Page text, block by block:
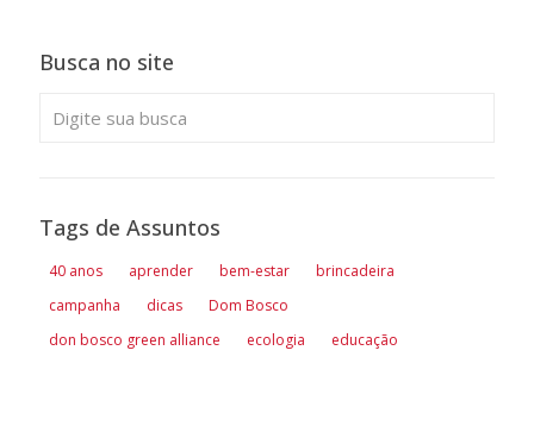
Busca no site
Tags de Assuntos
40 anos aprender bem-estar
brincadeira
campanha
dicas
Dom Bosco
don bosco green alliance
ecologia educação